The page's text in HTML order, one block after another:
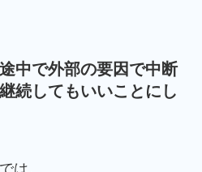
中で外部の要因で中断
続してもいいことにし